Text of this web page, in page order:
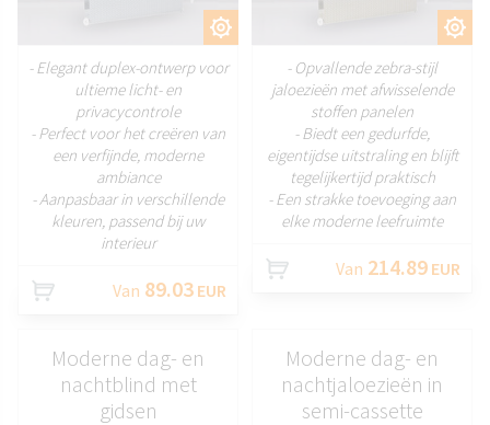
- Elegant duplex-ontwerp voor
ultieme licht- en
privacycontrole
- Perfect voor het creëren van
een verfijnde, moderne
ambiance
- Aanpasbaar in verschillende
kleuren, passend bij uw
interieur
Van 89.03 EUR
- Opvallende zebra-stijl
jaloezieën met afwisselende
stoffen panelen
- Biedt een gedurfde,
eigentijdse uitstraling en blijft
tegelijkertijd praktisch
- Een strakke toevoeging aan
elke moderne leefruimte
Van 214.89 EUR
Moderne dag- en
nachtblind met
gidsen
Moderne dag- en
nachtjaloezieën in
semi-cassette